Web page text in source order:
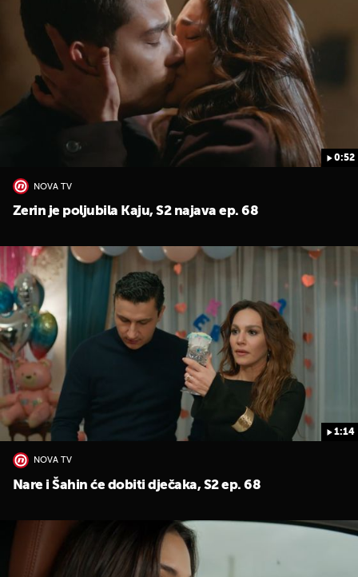
0:52
NOVA TV
Zerin je poljubila Kaju, S2 najava ep. 68
1:14
NOVA TV
Nare i Šahin će dobiti dječaka, S2 ep. 68